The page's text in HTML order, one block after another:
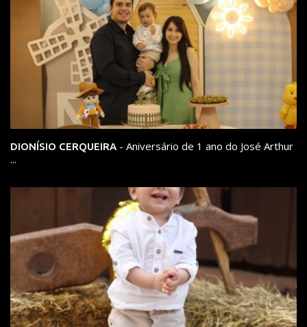
DIONÍSIO CERQUEIRA - Aniversário de 1 ano do José Arthur
...